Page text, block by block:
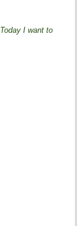
Today I want to